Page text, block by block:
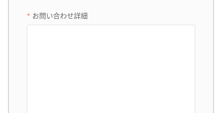
お問い合わせ詳細